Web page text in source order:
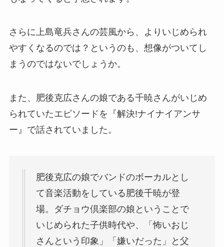
さらに上島竜兵さんの芸風から、よりいじめられ
やすくなるのでは？というのも、想像がついてし
まうのではないでしょうか。
また、 肥後克広さんの娘である千暁さんがいじめ
られていたエピソードを『解決!ナイナイアンサ
ー』で話されていました。
肥後克広の娘でバンドのボーカルとし
て音楽活動をしている肥後千暁が登
場。ダチョウ倶楽部の娘ということで
いじめられた子供時代や、「怖いおじ
さんという印象」「嫌いだった」と父